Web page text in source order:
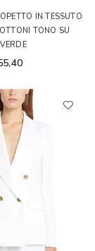
IN TESSUTO
TONO SU